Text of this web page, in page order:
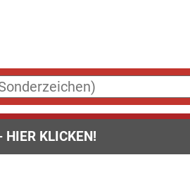
HIER KLICKEN!